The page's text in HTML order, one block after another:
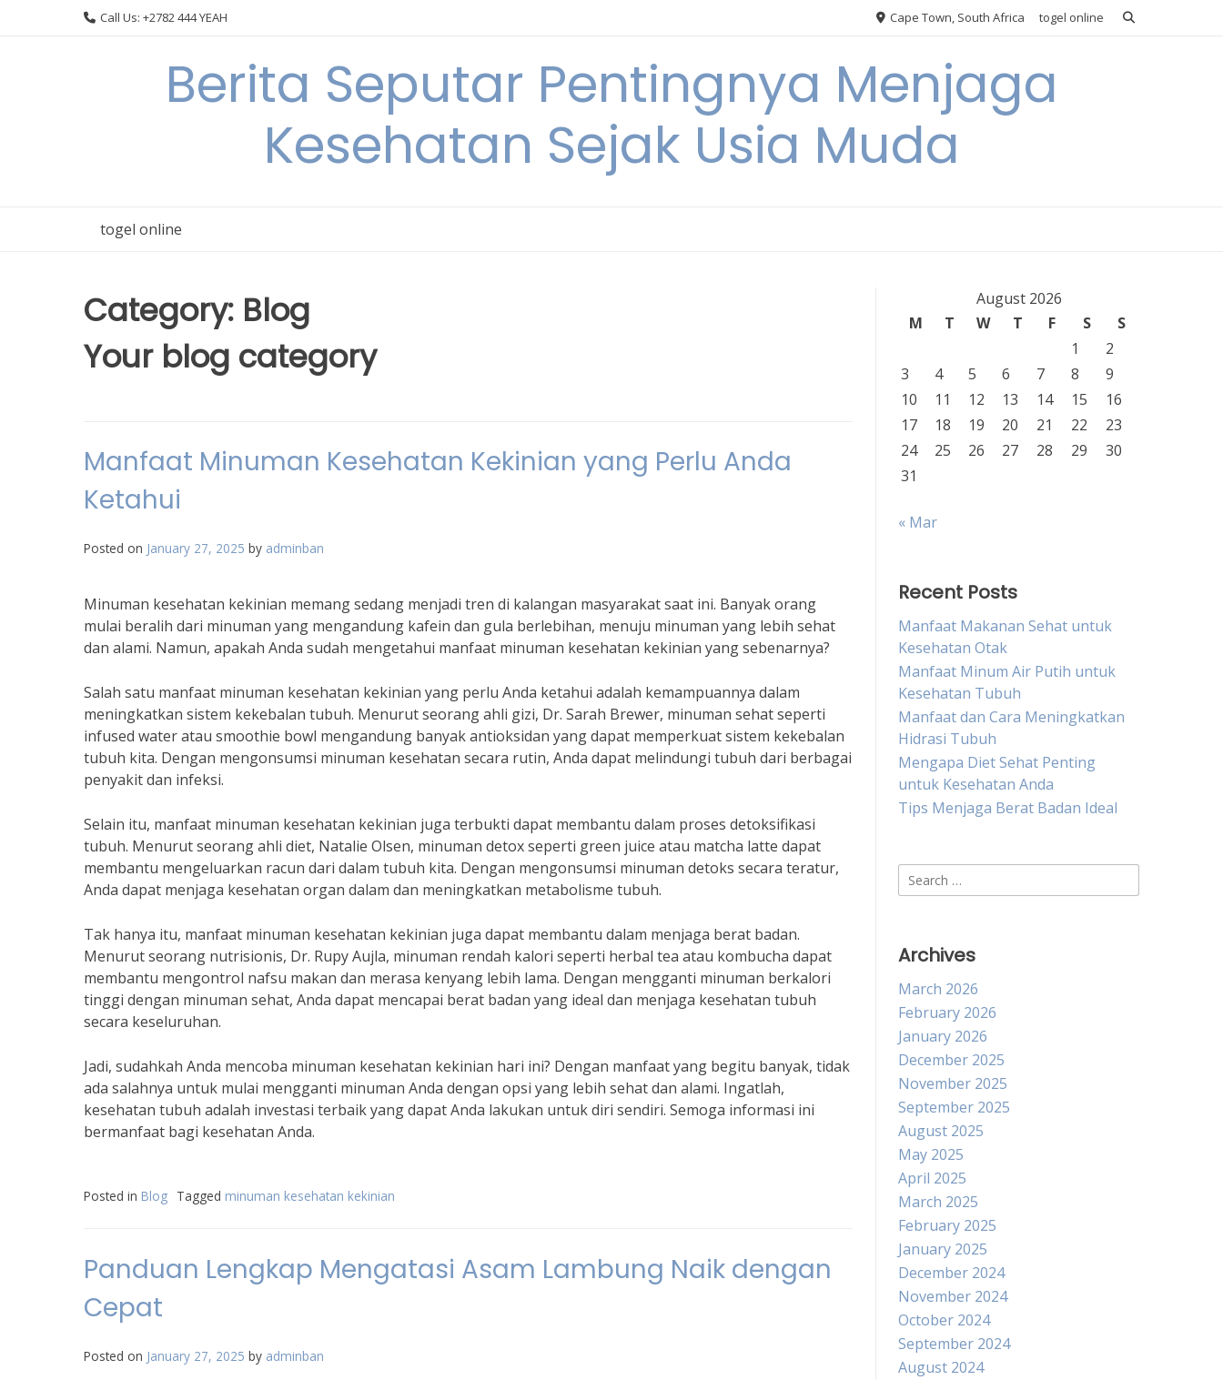
Call Us: +2782 444 YEAH Cape Town, South Africa togel online
Berita Seputar Pentingnya Menjaga
Kesehatan Sejak Usia Muda
togel online
Category: Blog
Your blog category
Manfaat Minuman Kesehatan Kekinian yang Perlu Anda
Ketahui
Posted on January 27, 2025 by adminban
Minuman kesehatan kekinian memang sedang menjadi tren di kalangan masyarakat saat ini. Banyak orang
mulai beralih dari minuman yang mengandung kafein dan gula berlebihan, menuju minuman yang lebih sehat
dan alami. Namun, apakah Anda sudah mengetahui manfaat minuman kesehatan kekinian yang sebenarnya?
Salah satu manfaat minuman kesehatan kekinian yang perlu Anda ketahui adalah kemampuannya dalam
meningkatkan sistem kekebalan tubuh. Menurut seorang ahli gizi, Dr. Sarah Brewer, minuman sehat seperti
infused water atau smoothie bowl mengandung banyak antioksidan yang dapat memperkuat sistem kekebalan
tubuh kita. Dengan mengonsumsi minuman kesehatan secara rutin, Anda dapat melindungi tubuh dari berbagai
penyakit dan infeksi.
Selain itu, manfaat minuman kesehatan kekinian juga terbukti dapat membantu dalam proses detoksifikasi
tubuh. Menurut seorang ahli diet, Natalie Olsen, minuman detox seperti green juice atau matcha latte dapat
membantu mengeluarkan racun dari dalam tubuh kita. Dengan mengonsumsi minuman detoks secara teratur,
Anda dapat menjaga kesehatan organ dalam dan meningkatkan metabolisme tubuh.
Tak hanya itu, manfaat minuman kesehatan kekinian juga dapat membantu dalam menjaga berat badan.
Menurut seorang nutrisionis, Dr. Rupy Aujla, minuman rendah kalori seperti herbal tea atau kombucha dapat
membantu mengontrol nafsu makan dan merasa kenyang lebih lama. Dengan mengganti minuman berkalori
tinggi dengan minuman sehat, Anda dapat mencapai berat badan yang ideal dan menjaga kesehatan tubuh
secara keseluruhan.
Jadi, sudahkah Anda mencoba minuman kesehatan kekinian hari ini? Dengan manfaat yang begitu banyak, tidak
ada salahnya untuk mulai mengganti minuman Anda dengan opsi yang lebih sehat dan alami. Ingatlah,
kesehatan tubuh adalah investasi terbaik yang dapat Anda lakukan untuk diri sendiri. Semoga informasi ini
bermanfaat bagi kesehatan Anda.
Posted in Blog Tagged minuman kesehatan kekinian
Panduan Lengkap Mengatasi Asam Lambung Naik dengan
Cepat
Posted on January 27, 2025 by adminban
August 2026
M
T W T F S
S
1
2
3
4 5 6 7 8
9
10
11 12 13 14 15
16
17
18 19 20 21 22
23
24
25 26 27 28 29
30
31
« Mar
Recent Posts
Manfaat Makanan Sehat untuk
Kesehatan Otak
Manfaat Minum Air Putih untuk
Kesehatan Tubuh
Manfaat dan Cara Meningkatkan
Hidrasi Tubuh
Mengapa Diet Sehat Penting
untuk Kesehatan Anda
Tips Menjaga Berat Badan Ideal
Search
for:
Archives
March 2026
February 2026
January 2026
December 2025
November 2025
September 2025
August 2025
May 2025
April 2025
March 2025
February 2025
January 2025
December 2024
November 2024
October 2024
September 2024
August 2024